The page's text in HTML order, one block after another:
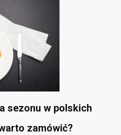
sezonu w polskich
zamówić?